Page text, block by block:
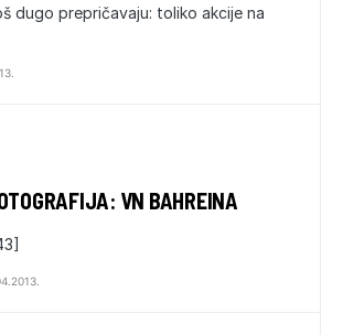
dugo prepričavaju: toliko akcije na
VN BAHREINA